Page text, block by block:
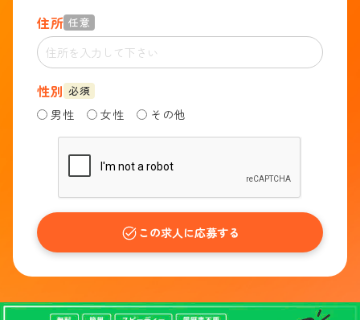
住所 任意
性別 必須
男性 女性 その他
この求人に応募する